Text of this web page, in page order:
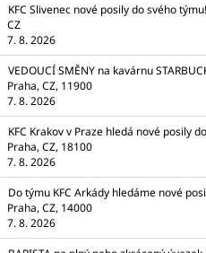
KFC Slivenec nové posily do svého týmu!
CZ
7. 8. 2026
VEDOUCÍ SMĚNY na kavárnu
Praha, CZ, 11900
7. 8. 2026
KFC Krakov v Praze hledá nové posily
Praha, CZ, 18100
7. 8. 2026
Do týmu KFC Arkády hledáme nové
Praha, CZ, 14000
7. 8. 2026